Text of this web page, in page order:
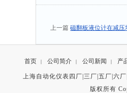
上一篇磁翻板液位计在减
首页 | 公司简介 | 公司新闻 | 产
上海自动化仪表四厂|三厂|五厂|六
版权所有